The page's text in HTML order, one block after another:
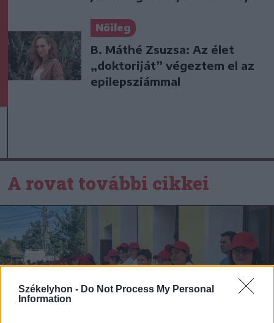
Székelyhon - Do Not Process My Personal
Information
Nőileg
B. Máthé Zsuzsa: Az élet
„doktoriját” végeztem el az
epilepsziámmal
A rovat további cikkei